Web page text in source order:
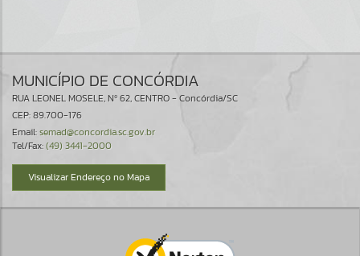
MUNICÍPIO DE CONCÓRDIA
RUA LEONEL MOSELE, Nº 62, CENTRO - Concórdia/SC
CEP: 89.700-176
Email:semad@concordia.sc.gov.br
Tel/Fax:(49) 3441-2000
Visualizar Endereço no Mapa